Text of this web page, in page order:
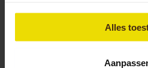
Alles
Terug naar blog overzicht